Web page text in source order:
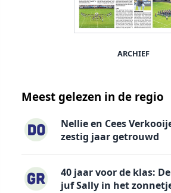
ARCHIEF
Meest gelezen in de regio
Nellie en Cees
zestig jaar getrouwd
40 jaar voor de klas:
juf Sally in het